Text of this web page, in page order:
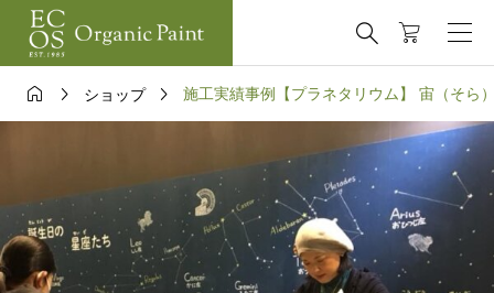

  ショップ  施工実績事例【プラネタリウム】 宙（そら